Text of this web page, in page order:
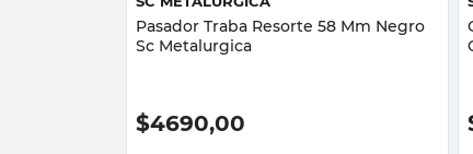
Pasador Traba Resorte 58 Mm Negro
Sc Metalurgica
$4690,00